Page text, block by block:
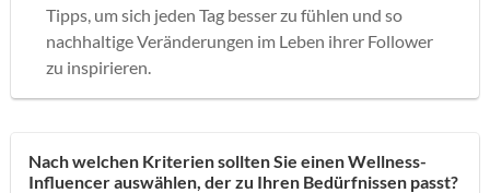
Tipps, um sich jeden Tag besser zu fühlen und so
nachhaltige Veränderungen im Leben ihrer Follower
zu inspirieren.
Nach welchen Kriterien sollten Sie einen Wellness-
Influencer auswählen, der zu Ihren Bedürfnissen passt?